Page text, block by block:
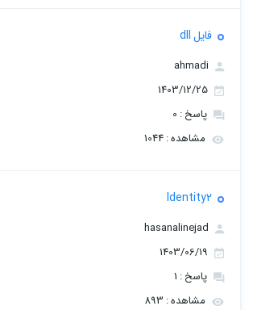
فایل dll
پاسخ : 0
مشاهده : 1044
Identity2
پاسخ : 1
مشاهده : 893